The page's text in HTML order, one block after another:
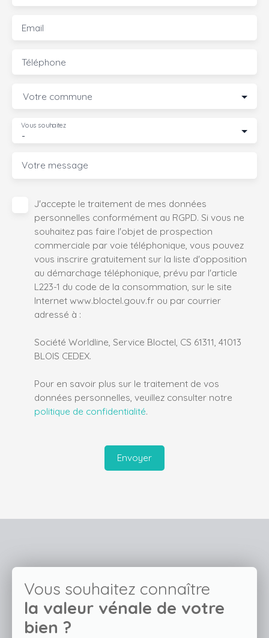
Email
Téléphone
Votre commune
-
Vous souhaitez
Votre message
J'accepte le traitement de mes données
personnelles conformément au RGPD. Si vous ne
souhaitez pas faire l'objet de prospection
commerciale par voie téléphonique, vous pouvez
vous inscrire gratuitement sur la liste d'opposition
au démarchage téléphonique, prévu par l'article
L223-1 du code de la consommation, sur le site
Internet www.bloctel.gouv.fr ou par courrier
adressé à :
Société Worldline, Service Bloctel, CS 61311, 41013
BLOIS CEDEX.
Pour en savoir plus sur le traitement de vos
données personnelles, veuillez consulter notre
politique de confidentialité.
Envoyer
Vous souhaitez connaître
la valeur vénale de votre
bien ?